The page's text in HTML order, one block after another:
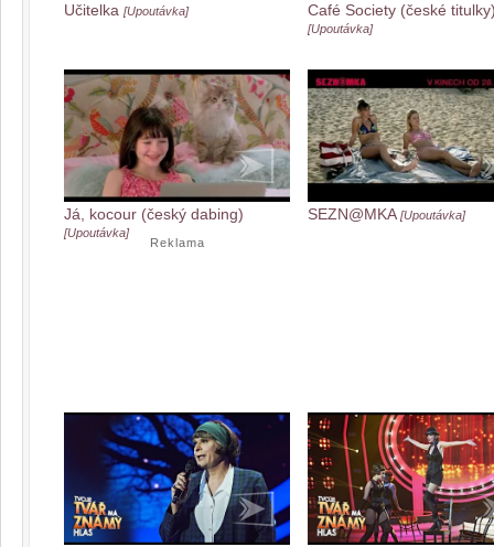
Učitelka [Upoutávka] Café Society (české
[Upoutávka]
Já, kocour (český dabing)
[Upoutávka]
SEZN@MKA [Upoutávka]
Reklama